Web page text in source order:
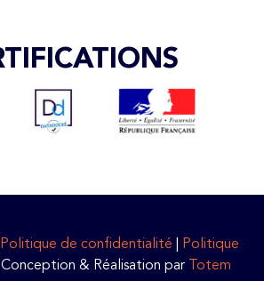
Politique de confidentialité
Politique
Conception & Réalisation par Totem